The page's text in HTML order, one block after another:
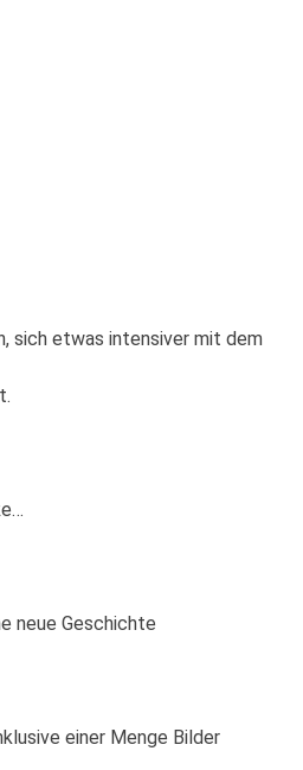
sich etwas intensiver mit dem
neue Geschichte
einer Menge Bilder